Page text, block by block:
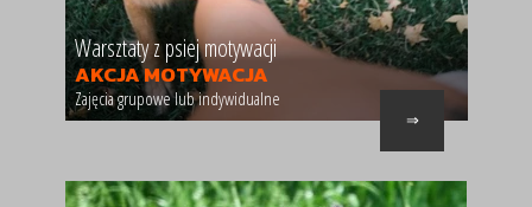
⇒
Warsztaty z psiej motywacji
AKCJA MOTYWACJA
Zajęcia grupowe lub indywidualne